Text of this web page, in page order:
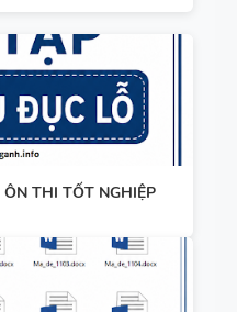
THI TỐT NGHIỆP